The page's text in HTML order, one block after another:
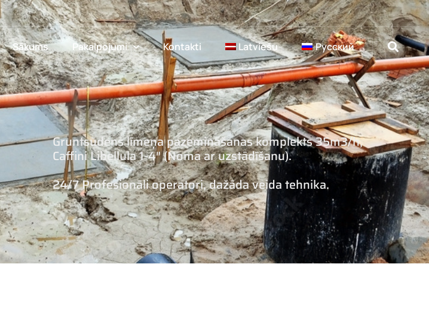
Sākums Pakalpojumi Kontakti Latviešu Русский
Gruntsūdens līmeņa pazemināšanas komplekts 35m3/h,
Caffini Libellula 1-4″ (Noma ar uzstādīšanu).
24/7 Profesionāli operatori, dažāda veida tehnika.